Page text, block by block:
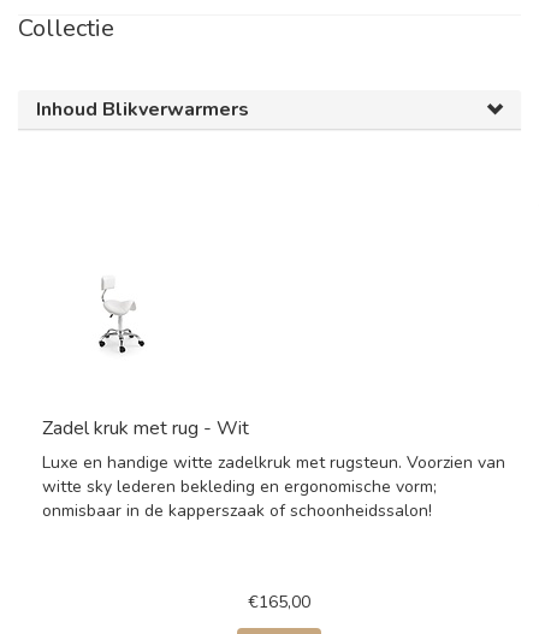
Collectie
Inhoud Blikverwarmers
Zadel kruk met rug - Wit
Luxe en handige witte zadelkruk met rugsteun. Voorzien van
witte sky lederen bekleding en ergonomische vorm;
onmisbaar in de kapperszaak of schoonheidssalon!
€165,00